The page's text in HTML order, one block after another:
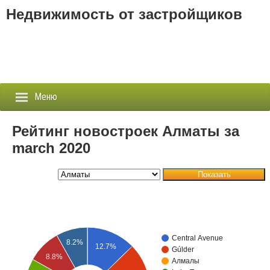
Недвижимость от застройщиков
Меню
Застройщики
Новостройки
Агентства
Рейтинг новостроек Алматы за
march 2020
Показать
Central Avenue
Gúlder
Алмалы
12.7%
8.2%
8.8%